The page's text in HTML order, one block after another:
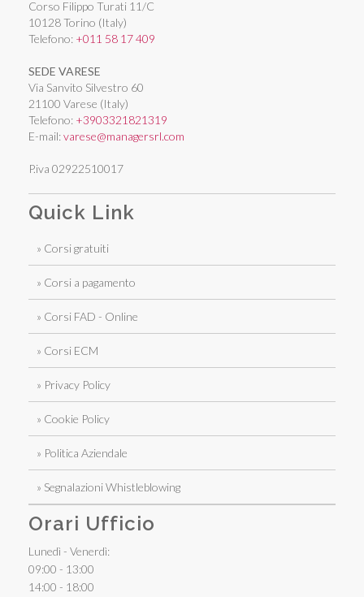
Corso Filippo Turati 11/C
10128 Torino (Italy)
Telefono: +011 58 17 409
SEDE VARESE
Via Sanvito Silvestro 60
21100 Varese (Italy)
Telefono: +3903321821319
E-mail:varese@managersrl.com
P.iva 02922510017
Quick Link
» Corsi gratuiti
» Corsi a pagamento
» Corsi FAD - Online
» Corsi ECM
» Privacy Policy
» Cookie Policy
» Politica Aziendale
» Segnalazioni Whistleblowing
Orari Ufficio
Lunedì - Venerdì:
09:00 - 13:00
14:00 - 18:00